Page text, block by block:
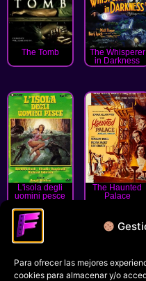
Para ofrecer las mejores
cookies para almacenar y/o
The Tomb
The Whisperer
in Darkness
L'isola degli
uomini pesce
The Haunted
Palace
« Anterior 1
Política